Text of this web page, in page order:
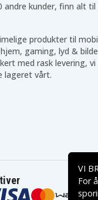
andre kunder, finn alt
produkter til
gaming, lyd &
med rask levering, vi
lageret vårt.
VI
For